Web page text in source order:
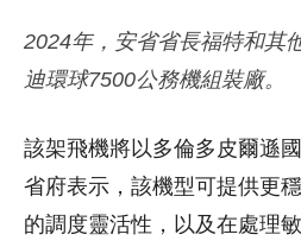
2024年，安省省長福特和其
迪環球7500公務機組裝廠。
該架飛機將以多倫多皮爾遜
省府表示，該機型可提供更
的調度靈活性，以及在處理